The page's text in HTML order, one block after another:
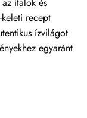
recept
ízvilágot
egyaránt